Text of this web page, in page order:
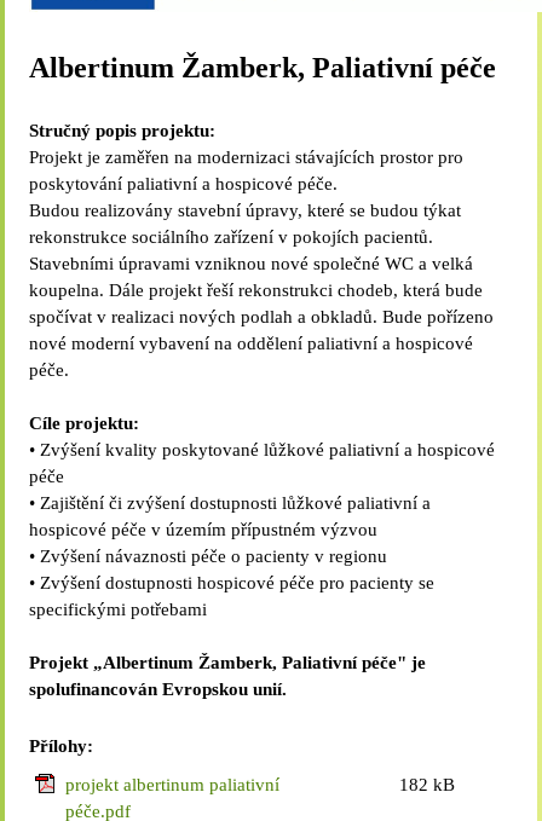
Albertinum Žamberk, Paliativní péče
Stručný popis projektu:
Projekt je zaměřen na modernizaci stávajících prostor pro
poskytování paliativní a hospicové péče.
Budou realizovány stavební úpravy, které se budou týkat
rekonstrukce sociálního zařízení v pokojích pacientů.
Stavebními úpravami vzniknou nové společné WC a velká
koupelna. Dále projekt řeší rekonstrukci chodeb, která bude
spočívat v realizaci nových podlah a obkladů. Bude pořízeno
nové moderní vybavení na oddělení paliativní a hospicové
péče.
Cíle projektu:
• Zvýšení kvality poskytované lůžkové paliativní a hospicové
péče
• Zajištění či zvýšení dostupnosti lůžkové paliativní a
hospicové péče v územím přípustném výzvou
• Zvýšení návaznosti péče o pacienty v regionu
• Zvýšení dostupnosti hospicové péče pro pacienty se
specifickými potřebami
Projekt „Albertinum Žamberk, Paliativní péče" je
spolufinancován Evropskou unií.
Přílohy:
projekt albertinum paliativní
péče.pdf
182 kB